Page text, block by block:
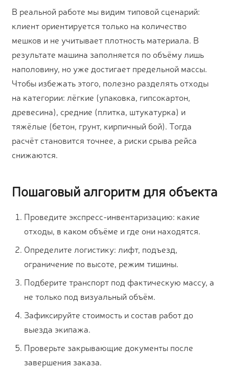
В реальной работе мы видим типовой сценарий:
клиент ориентируется только на количество
мешков и не учитывает плотность материала. В
результате машина заполняется по объёму лишь
наполовину, но уже достигает предельной массы.
Чтобы избежать этого, полезно разделять отходы
на категории: лёгкие (упаковка, гипсокартон,
древесина), средние (плитка, штукатурка) и
тяжёлые (бетон, грунт, кирпичный бой). Тогда
расчёт становится точнее, а риски срыва рейса
снижаются.
Пошаговый алгоритм для объекта
Проведите экспресс-инвентаризацию: какие
отходы, в каком объёме и где они находятся.
Определите логистику: лифт, подъезд,
ограничение по высоте, режим тишины.
Подберите транспорт под фактическую массу, а
не только под визуальный объём.
Зафиксируйте стоимость и состав работ до
выезда экипажа.
Проверьте закрывающие документы после
завершения заказа.